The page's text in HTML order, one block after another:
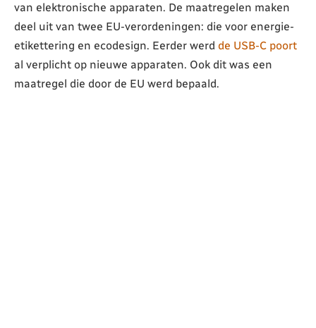
van elektronische apparaten. De maatregelen maken
deel uit van twee EU-verordeningen: die voor energie-
etikettering en ecodesign. Eerder werd de USB-C poort
al verplicht op nieuwe apparaten. Ook dit was een
maatregel die door de EU werd bepaald.